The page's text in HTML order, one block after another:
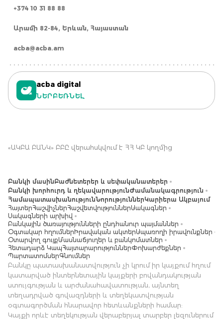
+374 10 31 88 88
Արամի 82-84, Երևան, Հայաստան
acba@acba.am
acba digital
ՆԵՐԲԵՌՆԵԼ
«ԱԿԲԱ ԲԱՆԿ» ԲԲԸ վերահսկվում է ՀՀ ԿԲ կողմից
Բանկի մասինԲաժնետերեր և սեփականատերեր
Բանկի խորհուրդ և ղեկավարությունԺամանակագրություն
ՀամապատասխանությունՆորություններԿարիերա Ակբայում
ՀայտերՀաշվիչներՀաշվետվություններՍակագներ
Սակագների արխիվ
Բանկային ծառայությունների ընդհանուր պայմաններ
Օգտակար հղումներ Իրավական ակտերՍպառողի իրավունքներ
Օտարվող գույքՄասնաճյուղեր և բանկոմատներ
Հետադարձ ԿապՀայտարարություններՓոխարժեքներ
ՊարտատոմսերԳնումներ
Բանկը պատասխանատվություն չի կրում իր կայքում հղում
կատարված ինտերնետային կայքերի բովանդակության
ստույգության և արժանահավատության, այնտեղ
տեղադրված գովազդների և տեղեկատվության
օգտագործման հնարավոր հետևանքների համար:
Կայքի որևէ տեղեկության վերաբերյալ տարբեր լեզուներում